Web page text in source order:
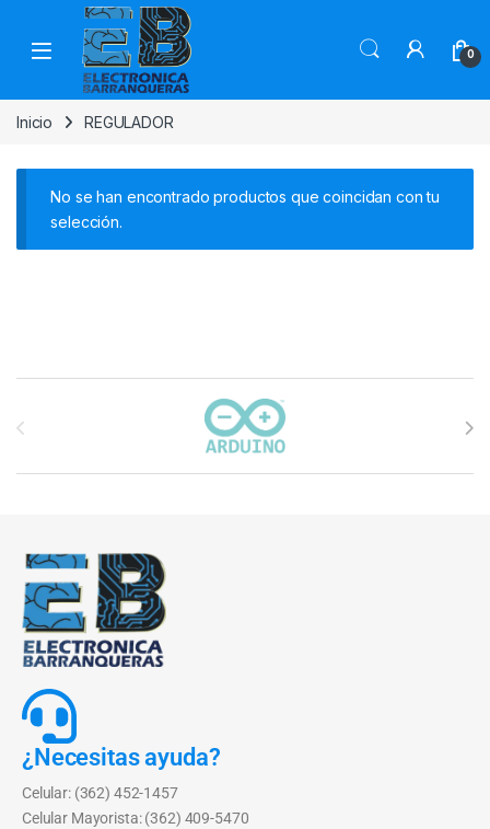
0
Inicio REGULADOR
No se han encontrado productos que coincidan con tu
selección.
Carrusel de marcas
¿Necesitas ayuda?
Celular: (362) 452-1457
Celular Mayorista: (362) 409-5470